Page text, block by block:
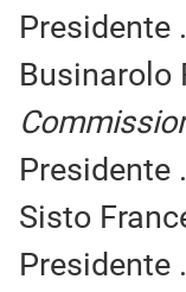
Presidente
Businarolo
Presidente
Sisto
Presidente